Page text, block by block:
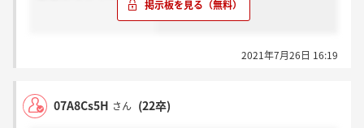
2021年7月26日 16:19
07A8Cs5H さん (22卒)